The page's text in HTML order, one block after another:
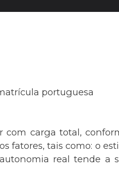
portuguesa
com carga total,
fatores, tais como: o
real tende a